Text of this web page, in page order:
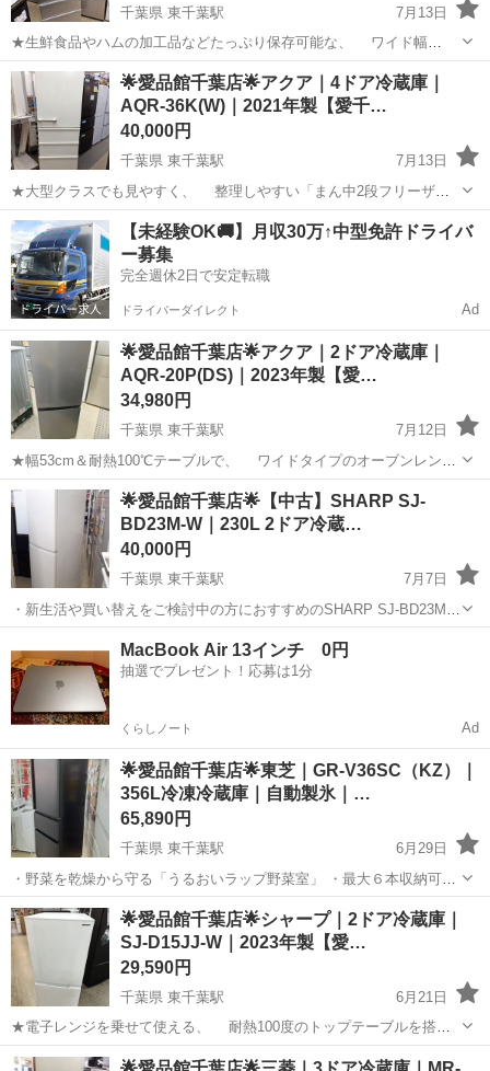
千葉県 東千葉駅
7月13日
★生鮮食品やハムの加工品などたっぷり保存可能な、 ワイド幅
48cmのフレッシュルームを搭載！ ★省スペースで設置できる「幅
60cmスリムタイプ」で、 使いやすい冷蔵庫です♪ -------------------...
千葉 千葉市 東千葉駅 キッチン家電 AQR
🌟愛品館千葉店🌟アクア｜4ドア冷蔵庫｜
AQR-36K(W)｜2021年製【愛千…
40,000円
千葉県 東千葉駅
7月13日
★大型クラスでも見やすく、 整理しやすい「まん中2段フリーザ
ー」採用！ ★省スペースで設置できる「幅60cmスリムタイプ」で、
使いやすい冷蔵庫です♪ ------------------------------...
千葉 千葉市 東千葉駅 キッチン家電 AQR
【未経験OK🚚】月収30万↑中型免許ドライバ
ー募集
完全週休2日で安定転職
ドライバーダイレクト Ad
🌟愛品館千葉店🌟アクア｜2ドア冷蔵庫｜
AQR-20P(DS)｜2023年製【愛…
34,980円
千葉県 東千葉駅
7月12日
★幅53cm＆耐熱100℃テーブルで、 ワイドタイプのオーブンレンジ
もすっきり設置！ ★手入れがしやすい、 「全段強化処理ガラス棚」
を採用で、 使いやすい冷蔵庫です♪ --------------------...
千葉 千葉市 東千葉駅 キッチン家電
🌟愛品館千葉店🌟【中古】SHARP SJ-
BD23M-W｜230L 2ドア冷蔵…
40,000円
千葉県 東千葉駅
7月7日
・新生活や買い替えをご検討中の方におすすめのSHARP SJ-BD23M-
W 230L冷蔵庫が入荷しました。 ・230Lの使いやすい容量は、一人暮
らしで自炊をする方はもちろん、二人暮らしにもぴったり。 ・冷蔵
室・...
キッチン家電 SHARP
MacBook Air 13インチ 0円
抽選でプレゼント！応募は1分
くらしノート Ad
🌟愛品館千葉店🌟東芝｜GR-V36SC（KZ）｜
356L冷凍冷蔵庫｜自動製氷｜…
65,890円
千葉県 東千葉駅
6月29日
・野菜を乾燥から守る「うるおいラップ野菜室」 ・最大６本収納可能
なチューブスタンドを新搭載 ・ドアポケットを整理することで、出し
入れもスムーズになります。 ・野菜室が「まんなか」にある使いやす
さに加えて「お掃除口」があ...
千葉 千葉市 東千葉駅 キッチン家電 東芝
🌟愛品館千葉店🌟シャープ｜2ドア冷蔵庫｜
SJ-D15JJ-W｜2023年製【愛…
29,590円
千葉県 東千葉駅
6月21日
★電子レンジを乗せて使える、 耐熱100度のトップテーブルを搭
載！ ★ドアの開閉方向を自由につけかえ可能な、 「つけかえどっち
千葉 千葉市 東千葉駅 キッチン家電 ドア